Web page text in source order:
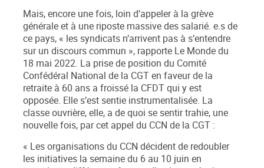
Mais, encore une fois, loin d’appeler à la grève
générale et à une riposte massive des salarié. e.s de
ce pays, « les syndicats n’arrivent pas à s’entendre
sur un discours commun », rapporte Le Mondedu
18 mai 2022. La prise de position du Comité
Confédéral National de la CGTen faveur de la
retraite à 60 ans a froissé la CFDT qui y est
opposée. Elle s’est sentie instrumentalisée. La
classe ouvrière, elle, a de quoi se sentir trahie, une
nouvelle fois, par cet appel du CCN de la CGT :
« Les organisations du CCN décident de redoubler
les initiatives la semaine du 6 au 10 juin en